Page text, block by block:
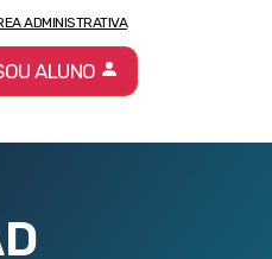
ADMINISTRATIVA
ALUNO